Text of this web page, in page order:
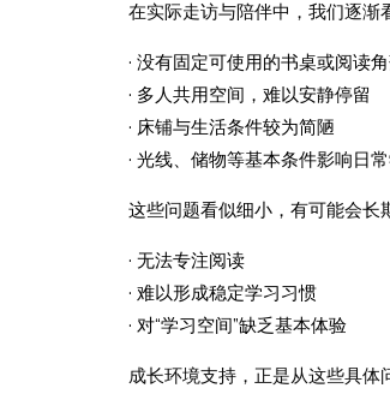
在实际走访与陪伴中，我们逐渐
· 没有固定可使用的书桌或阅读
· 多人共用空间，难以安静停留
· 床铺与生活条件较为简陋
· 光线、储物等基本条件影响日
这些问题看似细小，有可能会长
· 无法专注阅读
· 难以形成稳定学习习惯
· 对“学习空间”缺乏基本体验
成长环境支持，正是从这些具体